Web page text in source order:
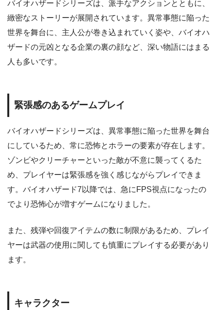
バイオハザードシリーズは、派手なアクションとともに、
緻密なストーリーが展開されています。異常事態に陥った
世界を舞台に、主人公が巻き込まれていく姿や、バイオハ
ザードの元凶となる企業の裏の顔など、深い物語にはまる
人も多いです。
緊張感のあるゲームプレイ
バイオハザードシリーズは、異常事態に陥った世界を舞台
にしているため、常に恐怖とホラーの要素が存在します。
ゾンビやクリーチャーといった敵が不意に襲ってくるた
め、プレイヤーは緊張感を強く感じながらプレイできま
す。バイオハザード7以降では、急にFPS視点になったの
でより恐怖心が増すゲームになりました。
また、残弾や回復アイテムの数に制限があるため、プレイ
ヤーは武器の使用に関しても慎重にプレイする必要があり
ます。
キャラクター